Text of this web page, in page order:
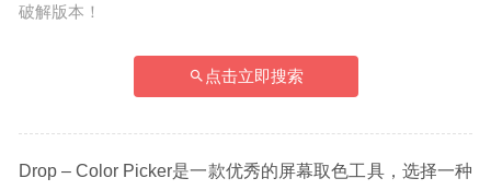
破解版本！
点击立即搜索
Drop – Color Picker是一款优秀的屏幕取色工具，选择一种